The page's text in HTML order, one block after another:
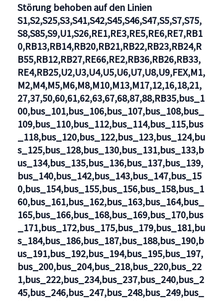
bus_186,bus_380,BVG
Störung behoben auf den Linien
S1,S2,S25,S3,S41,S42,S45,S46,S47,S5,S7,S75,
S8,S85,S9,U1,S26,RE1,RE3,RE5,RE6,RE7,RB1
0,RB13,RB14,RB20,RB21,RB22,RB23,RB24,R
B55,RB12,RB27,RE66,RE2,RB36,RB26,RB33,
RE4,RB25,U2,U3,U4,U5,U6,U7,U8,U9,FEX,M1,
M2,M4,M5,M6,M8,M10,M13,M17,12,16,18,21,
27,37,50,60,61,62,63,67,68,87,88,RB35,bus_1
00,bus_101,bus_106,bus_107,bus_108,bus_
109,bus_110,bus_112,bus_114,bus_115,bus
_118,bus_120,bus_122,bus_123,bus_124,bu
s_125,bus_128,bus_130,bus_131,bus_133,b
us_134,bus_135,bus_136,bus_137,bus_139,
bus_140,bus_142,bus_143,bus_147,bus_15
0,bus_154,bus_155,bus_156,bus_158,bus_1
60,bus_161,bus_162,bus_163,bus_164,bus_
165,bus_166,bus_168,bus_169,bus_170,bus
_171,bus_172,bus_175,bus_179,bus_181,bu
s_184,bus_186,bus_187,bus_188,bus_190,b
us_191,bus_192,bus_194,bus_195,bus_197,
bus_200,bus_204,bus_218,bus_220,bus_22
1,bus_222,bus_234,bus_237,bus_240,bus_2
45,bus_246,bus_247,bus_248,bus_249,bus_